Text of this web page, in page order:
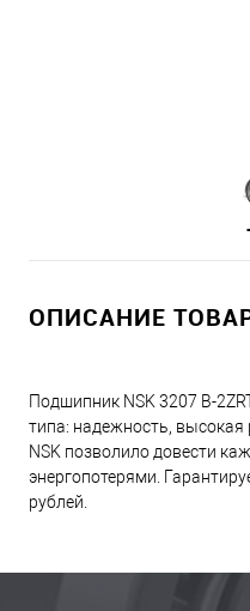
ОПИСАНИЕ
Подшипник NSK 3207 B-
типа: надежность, высокая
NSK позволило довести
энергопотерями.
рублей.